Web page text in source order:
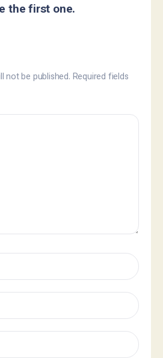
the first one.
not be published. Required fields